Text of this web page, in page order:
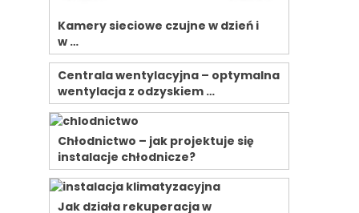
Kamery sieciowe czujne w dzień i
w …
Centrala wentylacyjna – optymalna
wentylacja z odzyskiem …
Chłodnictwo – jak projektuje się
instalacje chłodnicze?
Jak działa rekuperacja w